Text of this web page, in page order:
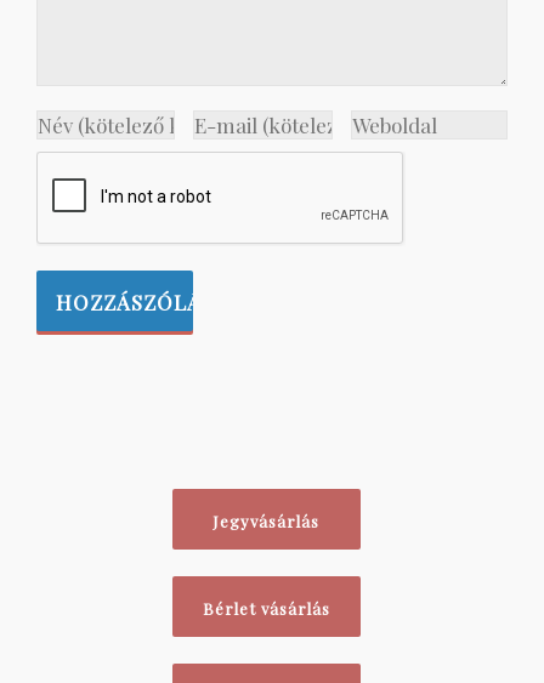
Jegyvásárlás
Bérlet vásárlás